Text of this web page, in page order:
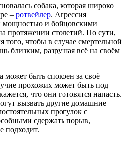
собака, которая широко
– ротвейлер. Агрессия
мощностью и бойцовскими
протяжении столетий. По сути,
того, чтобы в случае смертельной
близким, разрушая всё на своём
может быть спокоен за своё
прохожих может быть под
что они готовятся напасть.
вызвать другие домашние
прогулок с
сдержать порыв,
подходит.